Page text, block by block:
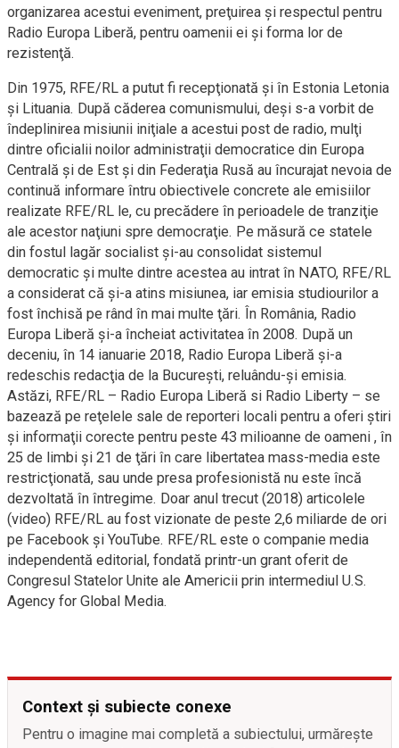
organizarea acestui eveniment, preţuirea şi respectul pentru
Radio Europa Liberă, pentru oamenii ei şi forma lor de
rezistenţă.
Din 1975, RFE/RL a putut fi recepţionată şi în Estonia Letonia
şi Lituania. După căderea comunismului, deşi s-a vorbit de
îndeplinirea misiunii iniţiale a acestui post de radio, mulţi
dintre oficialii noilor administraţii democratice din Europa
Centrală şi de Est şi din Federaţia Rusă au încurajat nevoia de
continuă informare întru obiectivele concrete ale emisiilor
realizate RFE/RL le, cu precădere în perioadele de tranziţie
ale acestor naţiuni spre democraţie. Pe măsură ce statele
din fostul lagăr socialist şi-au consolidat sistemul
democratic şi multe dintre acestea au intrat în NATO, RFE/RL
a considerat că şi-a atins misiunea, iar emisia studiourilor a
fost închisă pe rând în mai multe ţări. În România, Radio
Europa Liberă şi-a încheiat activitatea în 2008. După un
deceniu, în 14 ianuarie 2018, Radio Europa Liberă şi-a
redeschis redacţia de la Bucureşti, reluându-şi emisia.
Astăzi, RFE/RL – Radio Europa Liberă si Radio Liberty – se
bazează pe reţelele sale de reporteri locali pentru a oferi ştiri
şi informaţii corecte pentru peste 43 milioanne de oameni , în
25 de limbi şi 21 de ţări în care libertatea mass-media este
restricţionată, sau unde presa profesionistă nu este încă
dezvoltată în întregime. Doar anul trecut (2018) articolele
(video) RFE/RL au fost vizionate de peste 2,6 miliarde de ori
pe Facebook şi YouTube. RFE/RL este o companie media
independentă editorial, fondată printr-un grant oferit de
Congresul Statelor Unite ale Americii prin intermediul U.S.
Agency for Global Media.
Context și subiecte conexe
Pentru o imagine mai completă a subiectului, urmărește